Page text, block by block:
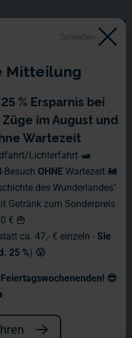
- der Berg
um der
Schließen
Mitteilung
% Ersparnis bei
im August und
Wartezeit
Lichterfahrt 🛥️
Besuch OHNE Wartezeit 🚂
des Wunderlandes"
Getränk zum Sonderpreis
€ 🍟
ca. 47,- € einzeln - Sie
25 %) 😮
😎